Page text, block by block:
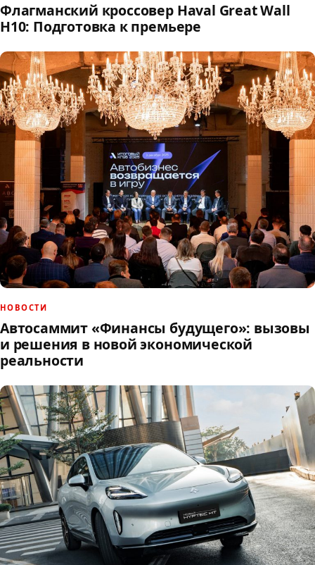
Флагманский кроссовер Haval Great Wall
H10: Подготовка к премьере
НОВОСТИ
Автосаммит «Финансы будущего»: вызовы
и решения в новой экономической
реальности